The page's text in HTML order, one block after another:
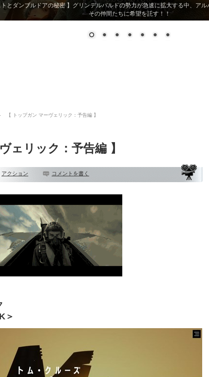
ニング・テイタム、ダニエル・ラドクリフ、ブラッド・ピット！！豪華スタ
【 トップガン マーヴェリック：予告編 】
ェリック：予告編 】
アクション コメントを書く
＞